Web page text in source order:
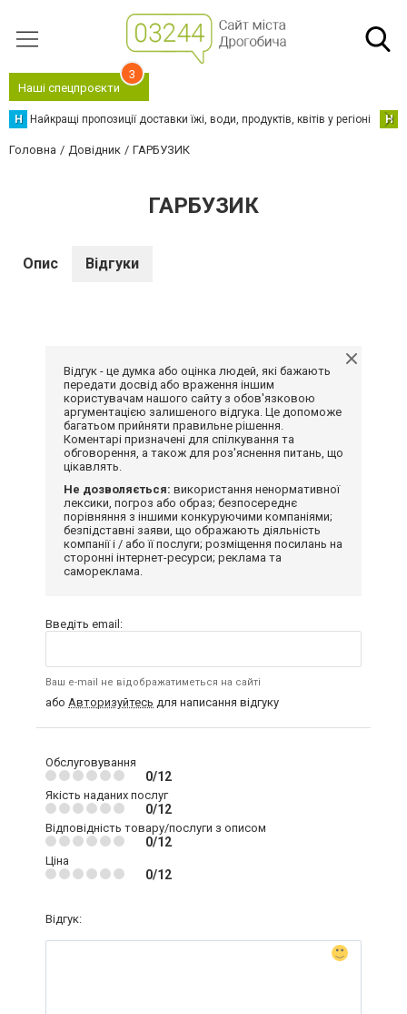
Наші спецпроєкти
3
Н Найкращі пропозиції доставки їжі, води, продуктів, квітів у регіоні Н
Головна Довідник ГАРБУЗИК
ГАРБУЗИК
Опис Відгуки
Відгук - це думка або оцінка людей, які бажають
передати досвід або враження іншим
користувачам нашого сайту з обов'язковою
аргументацією залишеного відгука. Це допоможе
багатьом прийняти правильне рішення.
Коментарі призначені для спілкування та
обговорення, а також для роз'яснення питань, що
цікавлять.
Не дозволяється: використання ненормативної
лексики, погроз або образ; безпосереднє
порівняння з іншими конкуруючими компаніями;
безпідставні заяви, що ображають діяльність
компанії і / або її послуги; розміщення посилань на
сторонні інтернет-ресурси; реклама та
самореклама.
Введіть email:
Ваш e-mail не відображатиметься на сайті
або Авторизуйтесь для написання відгуку
Обслуговування
0/12
Якість наданих послуг
0/12
Відповідність товару/послуги з описом
0/12
Ціна
0/12
Відгук: